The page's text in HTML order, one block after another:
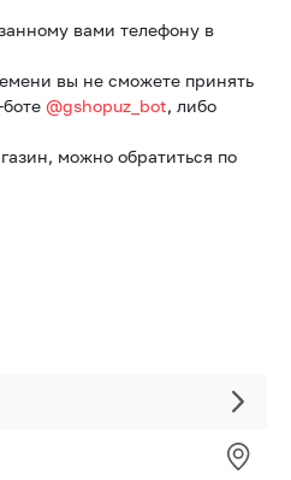
вами телефону в
вы не сможете принять
@gshopuz_bot, либо
можно обратиться по